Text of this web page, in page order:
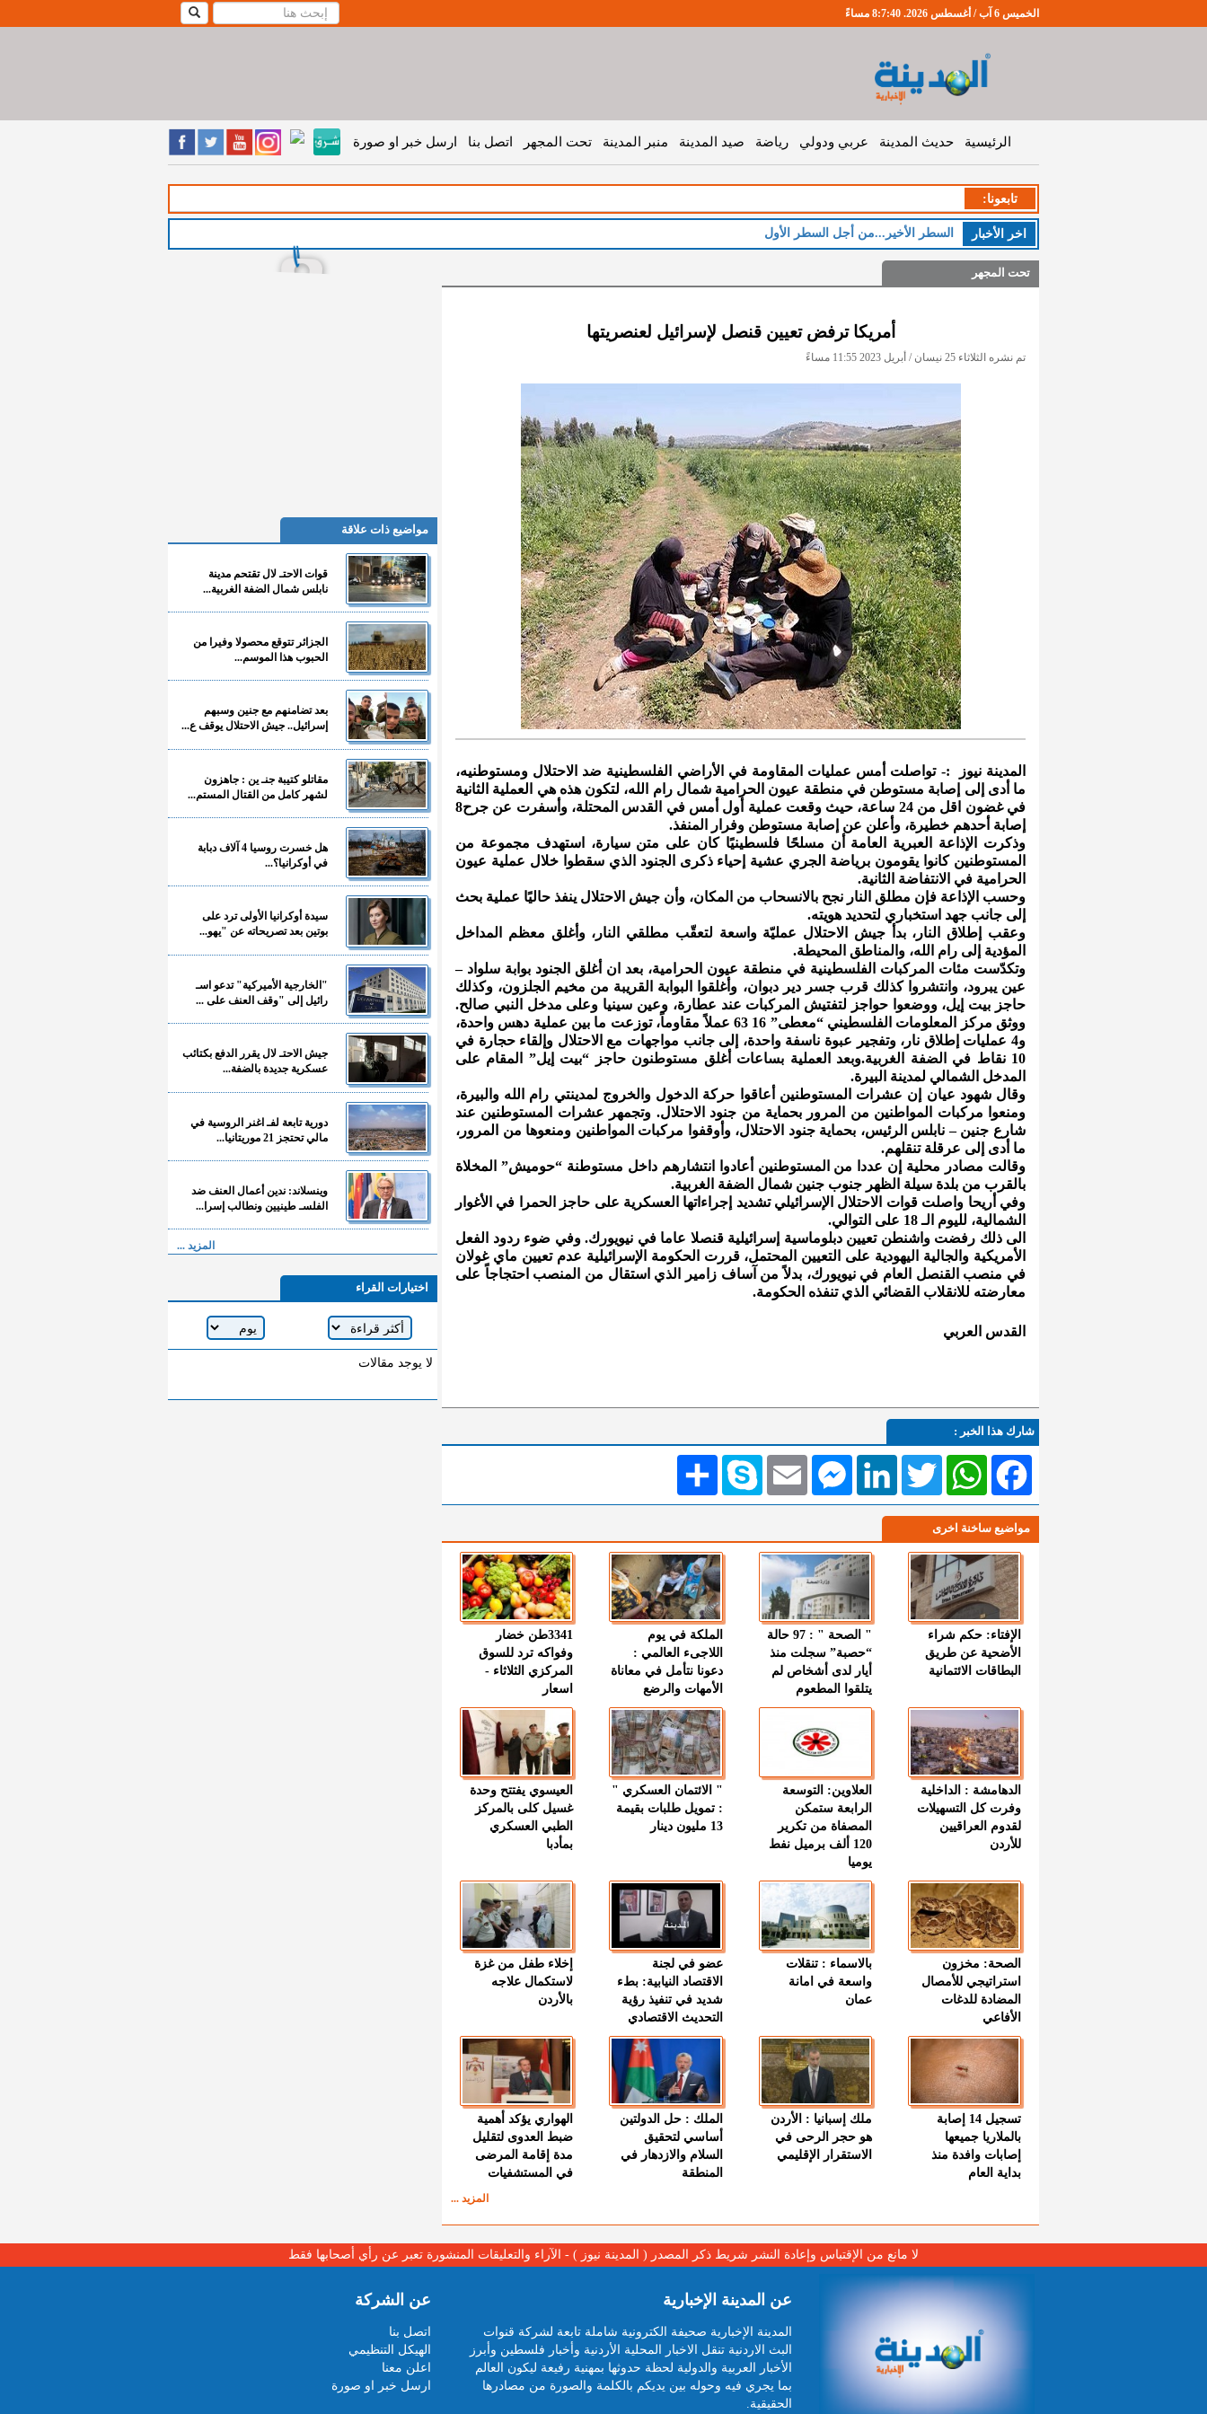
الخميس 6 آب / أغسطس 2026. 8:7:41 مساءً
الرئيسية حديث المدينة عربي ودولي رياضة صيد المدينة منبر المدينة تحت المجهر اتصل بنا ارسل خبر او صورة
تابعونا:
اخر اﻷخبار السطر الأخير...من أجل السطر الأول
تحت المجهر
أمريكا ترفض تعيين قنصل لإسرائيل لعنصريتها
تم نشره الثلاثاء 25 نيسان / أبريل 2023 11:55 مساءً
المدينة نيوز :- تواصلت أمس عمليات المقاومة في الأراضي الفلسطينية ضد الاحتلال ومستوطنيه،
ما أدى إلى إصابة مستوطن في منطقة عيون الحرامية شمال رام الله، لتكون هذه هي العملية الثانية
في غضون اقل من 24 ساعة، حيث وقعت عملية أول أمس في القدس المحتلة، وأسفرت عن جرح8
إصابة أحدهم خطيرة، وأعلن عن إصابة مستوطن وفرار المنفذ.
وذكرت الإذاعة العبرية العامة أن مسلحًا فلسطينيًا كان على متن سيارة، استهدف مجموعة من
المستوطنين كانوا يقومون برياضة الجري عشية إحياء ذكرى الجنود الذي سقطوا خلال عملية عيون
الحرامية في الانتفاضة الثانية.
وحسب الإذاعة فإن مطلق النار نجح بالانسحاب من المكان، وأن جيش الاحتلال ينفذ حاليًا عملية بحث
إلى جانب جهد استخباري لتحديد هويته.
وعقب إطلاق النار، بدأ جيش الاحتلال عمليّة واسعة لتعقّب مطلقي النار، وأغلق معظم المداخل
المؤدية إلى رام الله، والمناطق المحيطة.
وتكدّست مئات المركبات الفلسطينية في منطقة عيون الحرامية، بعد ان أغلق الجنود بوابة سلواد –
عين يبرود، وانتشروا كذلك قرب جسر دير دبوان، وأغلقوا البوابة القريبة من مخيم الجلزون، وكذلك
حاجز بيت إيل، ووضعوا حواجز لتفتيش المركبات عند عطارة، وعين سينيا وعلى مدخل النبي صالح.
ووثق مركز المعلومات الفلسطيني “معطى” 16 63 عملاً مقاوماً، توزعت ما بين عملية دهس واحدة،
و4 عمليات إطلاق نار، وتفجير عبوة ناسفة واحدة، إلى جانب مواجهات مع الاحتلال وإلقاء حجارة في
10 نقاط في الضفة الغربية.وبعد العملية بساعات أغلق مستوطنون حاجز “بيت إيل” المقام على
المدخل الشمالي لمدينة البيرة.
وقال شهود عيان إن عشرات المستوطنين أعاقوا حركة الدخول والخروج لمدينتي رام الله والبيرة،
ومنعوا مركبات المواطنين من المرور بحماية من جنود الاحتلال. وتجمهر عشرات المستوطنين عند
شارع جنين – نابلس الرئيس، بحماية جنود الاحتلال، وأوقفوا مركبات المواطنين ومنعوها من المرور،
ما أدى إلى عرقلة تنقلهم.
وقالت مصادر محلية إن عددا من المستوطنين أعادوا انتشارهم داخل مستوطنة “حوميش” المخلاة
بالقرب من بلدة سيلة الظهر جنوب جنين شمال الضفة الغربية.
وفي أريحا واصلت قوات الاحتلال الإسرائيلي تشديد إجراءاتها العسكرية على حاجز الحمرا في الأغوار
الشمالية، لليوم الـ 18 على التوالي.
الى ذلك رفضت واشنطن تعيين دبلوماسية إسرائيلية قنصلا عاما في نيويورك. وفي ضوء ردود الفعل
الأمريكية والجالية اليهودية على التعيين المحتمل، قررت الحكومة الإسرائيلية عدم تعيين ماي غولان
في منصب القنصل العام في نيويورك، بدلاً من آساف زامير الذي استقال من المنصب احتجاجاً على
معارضته للانقلاب القضائي الذي تنفذه الحكومة.
القدس العربي
شارك هذا الخبر :
انشر Skype EmailMessengerLinkedIn TwitterWhatsAppFacebook
مواضيع ساخنة اخرى
الإفتاء: حكم شراء
الأضحية عن طريق
البطاقات الائتمانية
" الصحة " : 97 حالة
“حصبة” سجلت منذ
أيار لدى أشخاص لم
يتلقوا المطعوم
الملكة في يوم
اللاجىء العالمي :
دعونا نتأمل في معاناة
الأمهات والرضع
3341طن خضار
وفواكه ترد للسوق
المركزي الثلاثاء -
اسعار
الدهامشة : الداخلية
وفرت كل التسهيلات
لقدوم العراقيين
للأردن
العلاوين: التوسعة
الرابعة ستمكن
المصفاة من تكرير
120 ألف برميل نفط
يوميا
" الائتمان العسكري "
: تمويل طلبات بقيمة
13 مليون دينار
العيسوي يفتتح وحدة
غسيل كلى بالمركز
الطبي العسكري
بمأدبا
الصحة: مخزون
استراتيجي للأمصال
المضادة للدغات
الأفاعي
بالاسماء : تنقلات
واسعة في امانة
عمان
عضو في لجنة
الاقتصاد النيابية: بطء
شديد في تنفيذ رؤية
التحديث الاقتصادي
إخلاء طفل من غزة
لاستكمال علاجه
بالأردن
تسجيل 14 إصابة
بالملاريا جميعها
إصابات وافدة منذ
بداية العام
ملك إسبانيا : الأردن
هو حجر الرحى في
الاستقرار الإقليمي
الملك : حل الدولتين
أساسي لتحقيق
السلام والازدهار في
المنطقة
الهواري يؤكد أهمية
ضبط العدوى لتقليل
مدة إقامة المرضى
في المستشفيات
المزيد ...
مواضيع ذات علاقة
قوات الاحتـ لال تقتحم مدينة
نابلس شمال الضفة الغربية...
الجزائر تتوقع محصولا وفيرا من
الحبوب هذا الموسم...
بعد تضامنهم مع جنين وسبهم
إسرائيل.. جيش الاحتلال يوقف ع...
مقاتلو كتيبة جنـ ين : جاهزون
لشهر كامل من القتال المستم...
هل خسرت روسيا 4 آلاف دبابة
في أوكرانيا؟...
سيدة أوكرانيا الأولى ترد على
بوتين بعد تصريحاته عن "يهو...
"الخارجية الأميركية" تدعو اسـ
رائيل إلى "وقف العنف على ...
جيش الاحتـ لال يقرر الدفع بكتائب
عسكرية جديدة بالضفة...
دورية تابعة لفـ اغنر الروسية في
مالي تحتجز 21 موريتانيا...
وينسلاند: ندين أعمال العنف ضد
الفلسـ طينيين ونطالب إسرا...
المزيد ...
اختيارات القراء
لا يوجد مقالات
لا مانع من الإقتباس وإعادة النشر شريط ذكر المصدر ( المدينة نيوز ) - الآراء والتعليقات المنشورة تعبر عن رأي أصحابها فقط
عن المدينة الإخبارية
المدينة الإخبارية صحيفة الكترونية شاملة تابعة لشركة قنوات
البث الاردنية تنقل الاخبار المحلية الأردنية وأخبار فلسطين وأبرز
الأخبار العربية والدولية لحظة حدوثها بمهنية رفيعة ليكون العالم
بما يجري فيه وحوله بين يديكم بالكلمة والصورة من مصادرها
الحقيقية.
عن الشركة
اتصل بنا
الهيكل التنظيمي
اعلن معنا
ارسل خبر او صورة